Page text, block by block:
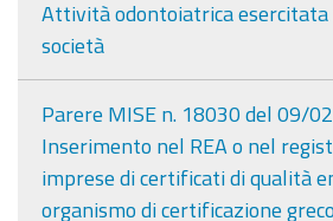
Attività odontoiatrica esercitata
società
Parere MISE n. 18030 del 09/
Inserimento nel REA o nel
imprese di certificati di qualità
organismo di certificazione greco